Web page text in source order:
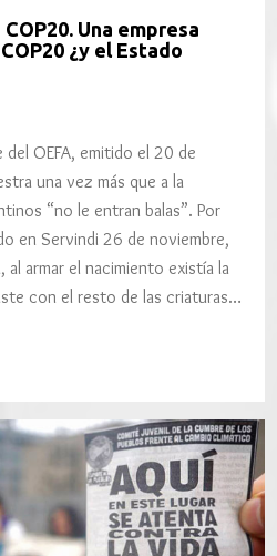
Una empresa
¿y el Estado
OEFA, emitido el 20 de
una vez más que a la
“no le entran balas”. Por
en Servindi 26 de noviembre,
armar el nacimiento existía la
con el resto de las criaturas…